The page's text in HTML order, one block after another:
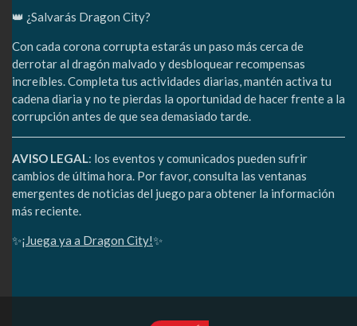
👑 ¿Salvarás Dragon City?
Con cada corona corrupta estarás un paso más cerca de
derrotar al dragón malvado y desbloquear recompensas
increíbles. Completa tus actividades diarias, mantén activa tu
cadena diaria y no te pierdas la oportunidad de hacer frente a la
corrupción antes de que sea demasiado tarde.
AVISO LEGAL: los eventos y comunicados pueden sufrir
cambios de última hora. Por favor, consulta las ventanas
emergentes de noticias del juego para obtener la información
más reciente.
✨¡Juega ya a Dragon City!✨